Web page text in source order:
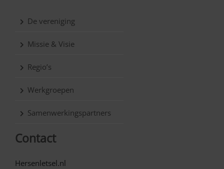
De vereniging
Missie & Visie
Regio’s
Werkgroepen
Samenwerkingspartners
Contact
Hersenletsel.nl